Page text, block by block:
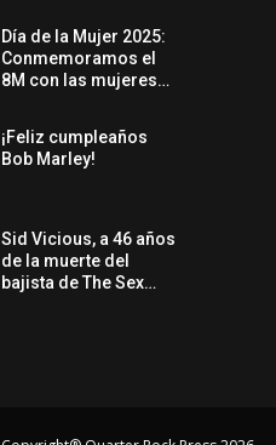
Día de la Mujer 2025:
Conmemoramos el
8M con las mujeres…
¡Feliz cumpleaños
Bob Marley!
Sid Vicious, a 46 años
de la muerte del
bajista de The Sex…